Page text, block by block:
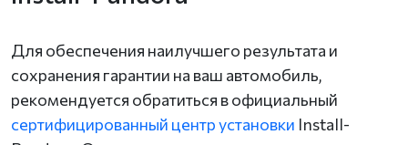
Для обеспечения наилучшего результата и
сохранения гарантии на ваш автомобиль,
рекомендуется обратиться в официальный
сертифицированный центр установки Install-